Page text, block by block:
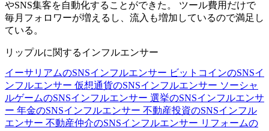
やSNS集客を自動化することができた。 ツール費用だけで
毎月フォロワーが増えるし、流入も増加しているので満足し
ている。
リップルに関するインフルエンサー
イーサリアムのSNSインフルエンサー ビットコインのSNSイ
ンフルエンサー 仮想通貨のSNSインフルエンサー ソーシャ
ルゲームのSNSインフルエンサー 選挙のSNSインフルエンサ
ー 年金のSNSインフルエンサー 不動産投資のSNSインフル
エンサー 不動産仲介のSNSインフルエンサー リフォームの